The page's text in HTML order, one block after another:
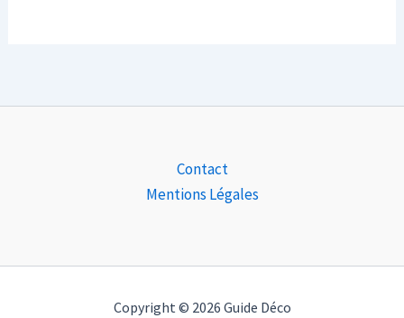
Contact
Mentions Légales
Copyright © 2026 Guide Déco